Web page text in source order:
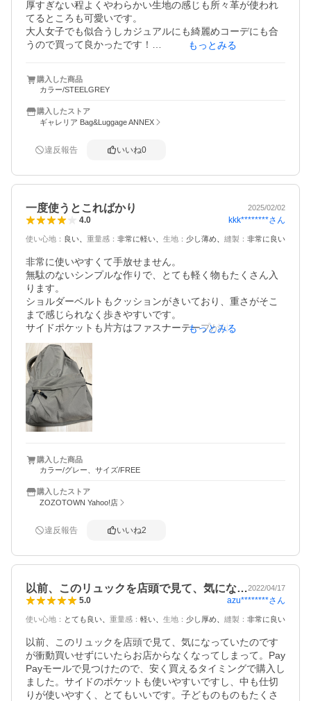
厚すぎない程よくやわらかい生地の感じも所々革が使われ
てるところも可愛いです。
大人女子でも似合うしカジュアルにも綺麗めコーデにも合
うので買って良かったです！
ことはないです。笑
もっとみる
購入した商品
カラー/STEELGREY
購入したストア
ギャレリア Bag&Luggage ANNEX
違反報告 いいね0
一度使うとこればかり 2025/02/02
4.0 kkk********さん
使い心地 ： 良い 重量感 ： 非常に軽い 生地 ： 少し薄め 縫製 ： 非常に良い
非常に使いやすくて手放せません。
無駄のないシンプルな作りで、とても軽く物もたくさん入
ります。
ショルダーベルトもクッションがきいており、重さがそこ
まで感じられなく歩きやすいです。
サイドポケットも片方はファスナーテープが付いているの
で安心感があります。
欲を言えば、ファスナーの引っかかりが時々感じられるの
で、もう少し開け閉めがスムーズだったらいいなと思いま
す。
もっとみる
購入した商品
カラー/グレー、サイズ/FREE
購入したストア
ZOZOTOWN Yahoo!店
違反報告 いいね2
以前、このリュックを店頭で見て、気にな…2022/04/17
5.0 azu********さん
使い心地 ： とても良い 重量感 ： 軽い 生地 ： 少し厚め 縫製 ： 非常に良い
以前、このリュックを店頭で見て、気になっていたのです
が衝動買いせずにいたらお店からなくなってしまって。Pay
Payモールで見つけたので、安く買えるタイミングで購入し
ました。サイドのポケットも使いやすいですし、中も仕切
りが使いやすく、とてもいいです。子どものものもたくさ